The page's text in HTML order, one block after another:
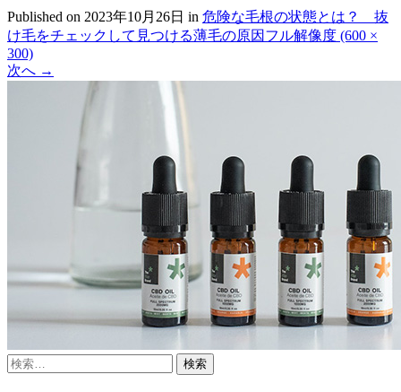
ツ
へ
ス
キ
ッ
Published on 2023年10月26日 in 危険な毛根の状態とは？ 抜
け毛をチェックして見つける薄毛の原因 フル解像度 (600 ×
300)
次へ →
検